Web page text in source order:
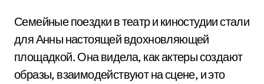
Семейные поездки в театр и киностудии стали
для Анны настоящей вдохновляющей
площадкой. Она видела, как актеры создают
образы, взаимодействуют на сцене, и это